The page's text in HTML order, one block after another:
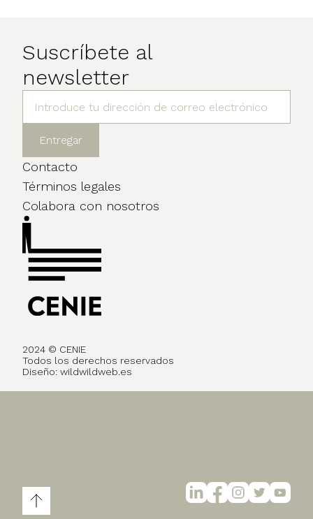
Suscríbete al
newsletter
Contacto
Términos legales
Colabora con nosotros
2024 © CENIE
Todos los derechos reservados
Diseño: wildwildweb.es